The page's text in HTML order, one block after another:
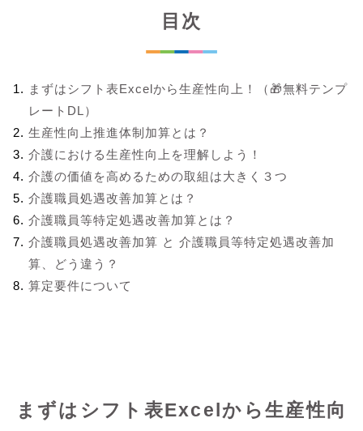
目次
まずはシフト表Excelから生産性向上！（🎁無料テンプ
レートDL）
生産性向上推進体制加算とは？
介護における生産性向上を理解しよう！
介護の価値を高めるための取組は大きく３つ
介護職員処遇改善加算とは？
介護職員等特定処遇改善加算とは？
介護職員処遇改善加算 と 介護職員等特定処遇改善加
算、どう違う？
算定要件について
まずはシフト表Excelから生産性向